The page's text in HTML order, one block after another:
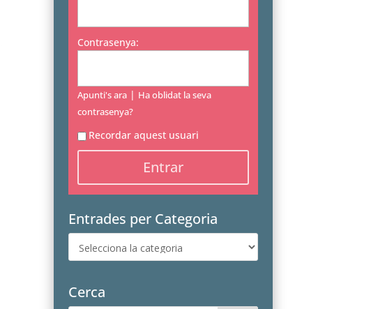
Contrasenya:
Apunti's ara | Ha oblidat la seva
contrasenya?
Recordar aquest usuari
Entrades per Categoria
per
Cerca